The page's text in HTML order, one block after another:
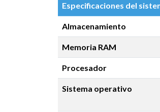
Especificaciones del
Almacenamiento
Memoria RAM
Procesador
Sistema operativo